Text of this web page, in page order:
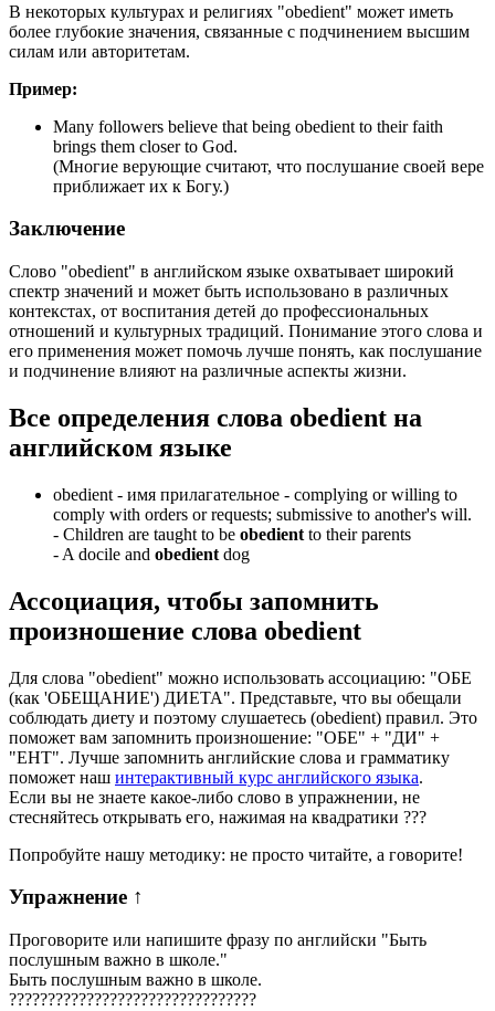
В некоторых культурах и религиях "obedient" может иметь
более глубокие значения, связанные с подчинением высшим
силам или авторитетам.
Пример:
Many followers believe that being obedient to their faith
brings them closer to God.
(Многие верующие считают, что послушание своей вере
приближает их к Богу.)
Заключение
Слово "obedient" в английском языке охватывает широкий
спектр значений и может быть использовано в различных
контекстах, от воспитания детей до профессиональных
отношений и культурных традиций. Понимание этого слова и
его применения может помочь лучше понять, как послушание
и подчинение влияют на различные аспекты жизни.
Все определения слова obedient на
английском языке
obedient - имя прилагательное - complying or willing to
comply with orders or requests; submissive to another's will.
- Children are taught to be obedient to their parents
- A docile and obedient dog
Ассоциация, чтобы запомнить
произношение слова obedient
Для слова "obedient" можно использовать ассоциацию: "ОБЕ
(как 'ОБЕЩАНИЕ') ДИЕТА". Представьте, что вы обещали
соблюдать диету и поэтому слушаетесь (obedient) правил. Это
поможет вам запомнить произношение: "ОБЕ" + "ДИ" +
"ЕНТ". Лучше запомнить английские слова и грамматику
поможет наш интерактивный курс английского языка.
Если вы не знаете какое-либо слово в упражнении, не
стесняйтесь открывать его, нажимая на квадратики ???
Попробуйте нашу методику: не просто читайте, а говорите!
Упражнение ↑
Проговорите или напишите фразу по английски "Быть
послушным важно в школе."
Быть послушным важно в школе.
????????????????????????????????